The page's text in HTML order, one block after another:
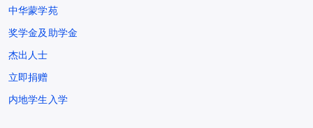
中华蒙学苑
奖学金及助学金
杰出人士
立即捐赠
内地学生入学